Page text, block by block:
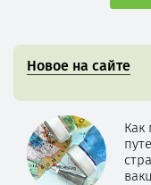
Новое на сайте
Как